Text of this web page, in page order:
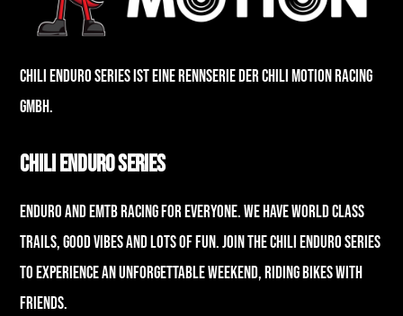
CHILI enduro series ist eine Rennserie der chili motion Racing
Gmbh.
Chili Enduro Series
Enduro and eMTB Racing for Everyone. We have world class
Trails, good Vibes and lots of fun. Join the Chili Enduro Series
to experience an unforgettable weekend, riding bikes with
friends.